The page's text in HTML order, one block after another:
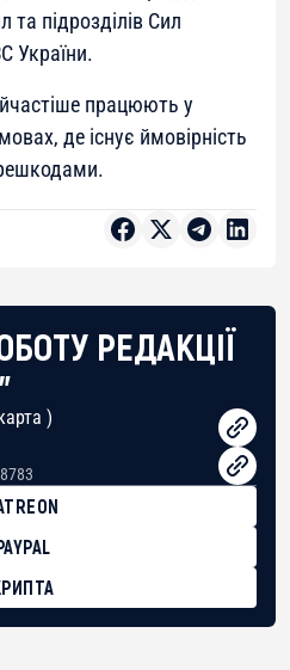
та підрозділів Сил
України.
працюють у
де існує ймовірність
РЕДАКЦІЇ
)